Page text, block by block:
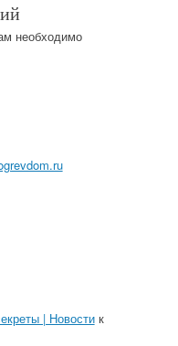
необходимо
| Новостик